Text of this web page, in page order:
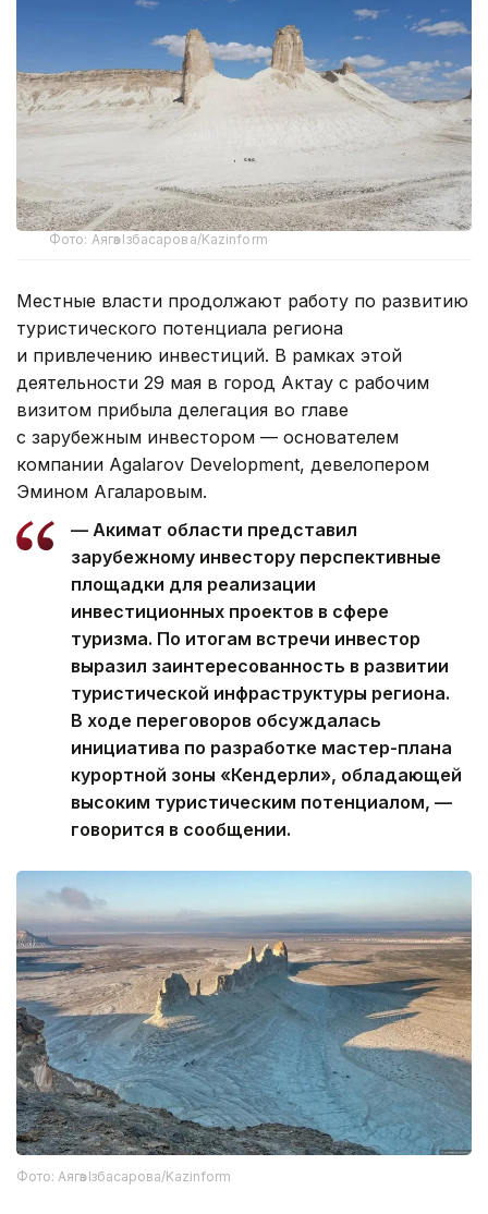
Фото: Аягөз Ізбасарова/Kazinform
Местные власти продолжают работу по развитию
туристического потенциала региона
и привлечению инвестиций. В рамках этой
деятельности 29 мая в город Актау с рабочим
визитом прибыла делегация во главе
с зарубежным инвестором — основателем
компании Agalarov Development, девелопером
Эмином Агаларовым.
— Акимат области представил
зарубежному инвестору перспективные
площадки для реализации
инвестиционных проектов в сфере
туризма. По итогам встречи инвестор
выразил заинтересованность в развитии
туристической инфраструктуры региона.
В ходе переговоров обсуждалась
инициатива по разработке мастер-плана
курортной зоны «Кендерли», обладающей
высоким туристическим потенциалом, —
говорится в сообщении.
Фото: Аягөз Ізбасарова/Kazinform